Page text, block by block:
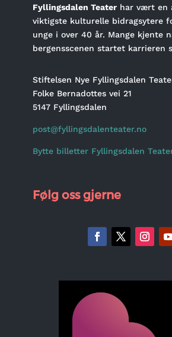
Fyllingsdalen Teaterhar vært en
viktigste kulturelle bidragsytere
unge i over 40 år. Mange kjente
bergensscenen startet karrieren
Stiftelsen Nye Fyllingsdalen
Folke Bernadottes vei 21
5147 Fyllingsdalen
post@fyllingsdalenteater.no
Bytte billetter Fyllingsdalen
Følg oss gjerne